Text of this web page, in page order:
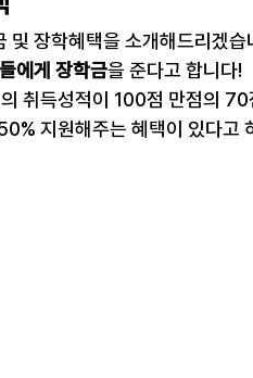
및 장학혜택을 소개해드리겠습
에게 장학금을 준다고 합니다!
취득성적이 100점 만점의
지원해주는 혜택이 있다고